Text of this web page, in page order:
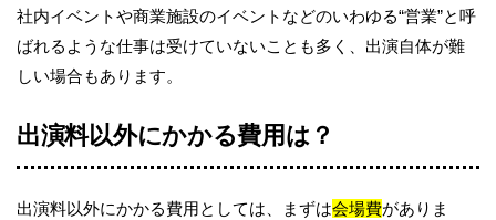
社内イベントや商業施設のイベントなどのいわゆる“営業”と呼
ばれるような仕事は受けていないことも多く、出演自体が難
しい場合もあります。
出演料以外にかかる費用は？
出演料以外にかかる費用としては、まずは会場費がありま